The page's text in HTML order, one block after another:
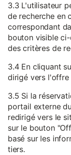
3.3 L'utilisateur
de recherche en
correspondant
bouton visible
des critères de
3.4 En cliquant
dirigé vers l'offre
3.5 Si la
portail externe
redirigé vers le
sur le bouton
basé sur les
tiers.